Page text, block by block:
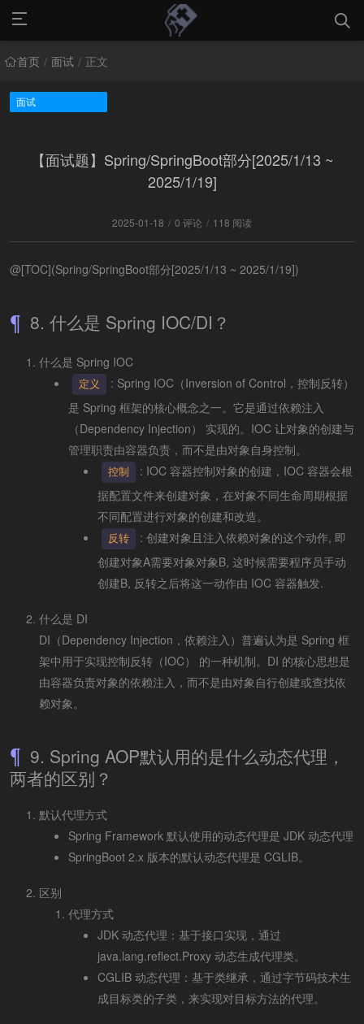
首页 / 面试 / 正文
面试
【面试题】Spring/SpringBoot部分[2025/1/13 ~
2025/1/19]
2025-01-18 / 0 评论 / 118 阅读
@[TOC](Spring/SpringBoot部分[2025/1/13 ~ 2025/1/19])
8. 什么是 Spring IOC/DI？
什么是 Spring IOC
定义
: Spring IOC（Inversion of Control，控制反转）
是 Spring 框架的核心概念之一。它是通过依赖注入
（Dependency Injection） 实现的。IOC 让对象的创建与
管理职责由容器负责，而不是由对象自身控制。
控制
: IOC 容器控制对象的创建，IOC 容器会根
据配置文件来创建对象，在对象不同生命周期根据
不同配置进行对象的创建和改造。
反转
: 创建对象且注入依赖对象的这个动作, 即
创建对象A需要对象对象B, 这时候需要程序员手动
创建B, 反转之后将这一动作由 IOC 容器触发.
什么是 DI
DI（Dependency Injection，依赖注入）普遍认为是 Spring 框
架中用于实现控制反转（IOC） 的一种机制。DI 的核心思想是
由容器负责对象的依赖注入，而不是由对象自行创建或查找依
赖对象。
9. Spring AOP默认用的是什么动态代理，
两者的区别？
默认代理方式
Spring Framework 默认使用的动态代理是 JDK 动态代理
SpringBoot 2.x 版本的默认动态代理是 CGLIB。
区别
代理方式
JDK 动态代理：基于接口实现，通过
java.lang.reflect.Proxy 动态生成代理类。
CGLIB 动态代理：基于类继承，通过字节码技术生
成目标类的子类，来实现对目标方法的代理。